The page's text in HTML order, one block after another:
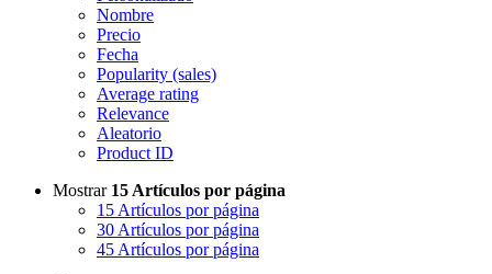
Nombre
Precio
Fecha
Popularity (sales)
Average rating
Relevance
Aleatorio
Product ID
Mostrar 15 Artículos por página
15 Artículos por página
30 Artículos por página
45 Artículos por página